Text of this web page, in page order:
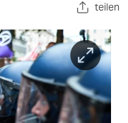
teilen